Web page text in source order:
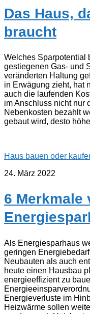
Das Haus,
braucht
Welches Sparpotential
gestiegenen Gas- und
veränderten Haltung
in Erwägung zieht, hat
auch die laufenden
im Anschluss nicht nur
Nebenkosten bezahlt
gebaut wird, desto
Haus bauen oder
24. März 2022
6 Merkmale
Als Energiesparhaus
geringen
Neubauten als auch
heute einen Hausbau
energieeffizient zu
Energieverluste im
Heizwärme sollen